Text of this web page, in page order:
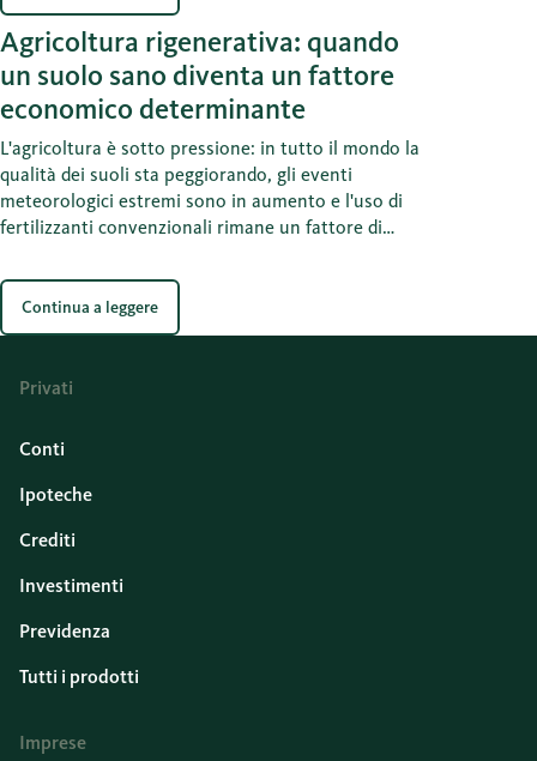
indirizzato in modo mirato verso progetti che
sostengono gli obiettivi climatici e ambientali –
dalle energie rinnovabili alle infrastrutture
sostenibili.
Agricoltura rigenerativa: quando
un suolo sano diventa un fattore
economico determinante
L'agricoltura è sotto pressione: in tutto il mondo la
qualità dei suoli sta peggiorando, gli eventi
meteorologici estremi sono in aumento e l'uso di
fertilizzanti convenzionali rimane un fattore di
dovrebbero contribuire a stabilizzare le rese e a
mantenere la fertilità dei suoli nel lungo periodo.
Per le investitrici e gli investitori si apre così una
volume di produzione, ma sempre più la resilienza
processi microbici utilizzabili a livello industriale e
lungo termine nell'agricoltura.
Continua a leggere
Privati
Conti
Ipoteche
Crediti
Investimenti
Previdenza
Tutti i prodotti
Imprese